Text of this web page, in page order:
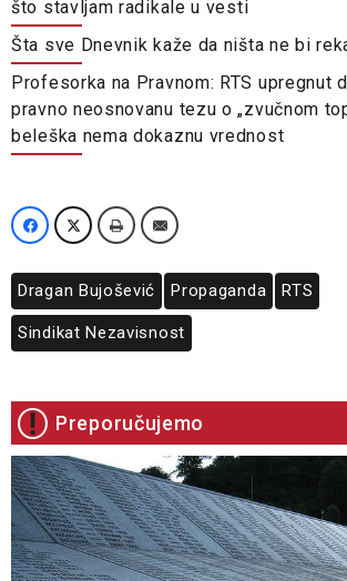
što stavljam radikale u vesti
Šta sve Dnevnik kaže da ništa ne bi
Profesorka na Pravnom: RTS upregnut
pravno neosnovanu tezu o „zvučnom
beleška nema dokaznu vrednost
Dragan Bujošević Propaganda RTS
Sindikat Nezavisnost
Preporučujemo